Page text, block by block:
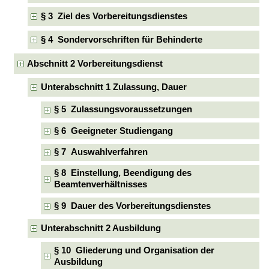
§ 3 Ziel des Vorbereitungsdienstes
§ 4 Sondervorschriften für Behinderte
Abschnitt 2 Vorbereitungsdienst
Unterabschnitt 1 Zulassung, Dauer
§ 5 Zulassungsvoraussetzungen
§ 6 Geeigneter Studiengang
§ 7 Auswahlverfahren
§ 8 Einstellung, Beendigung des
Beamtenverhältnisses
§ 9 Dauer des Vorbereitungsdienstes
Unterabschnitt 2 Ausbildung
§ 10 Gliederung und Organisation der
Ausbildung